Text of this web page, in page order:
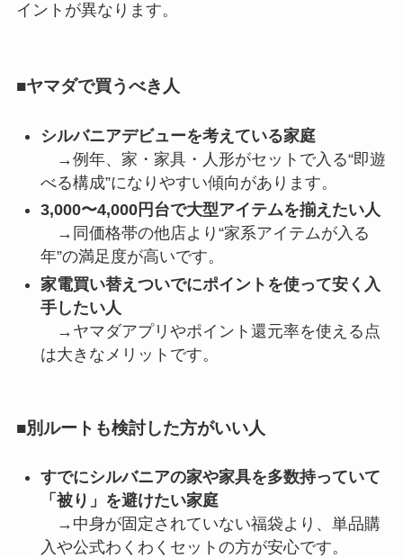
イントが異なります。
■ヤマダで買うべき人
シルバニアデビューを考えている家庭
→例年、家・家具・人形がセットで入る“即遊
べる構成”になりやすい傾向があります。
3,000〜4,000円台で大型アイテムを揃えたい人
→同価格帯の他店より“家系アイテムが入る
年”の満足度が高いです。
家電買い替えついでにポイントを使って安く入
手したい人
→ヤマダアプリやポイント還元率を使える点
は大きなメリットです。
■別ルートも検討した方がいい人
すでにシルバニアの家や家具を多数持っていて
「被り」を避けたい家庭
→中身が固定されていない福袋より、単品購
入や公式わくわくセットの方が安心です。